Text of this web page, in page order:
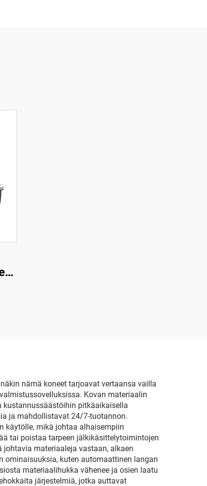
nämä koneet tarjoavat vertaansa vailla
Kovan materiaalin
kustannussäästöihin pitkäaikaisella
ja mahdollistavat 24/7-tuotannon.
käytölle, mikä johtaa alhaisempiin
tai poistaa tarpeen jälkikäsittelytoimintojen
materiaaleja vastaan, alkaen
ominaisuuksia, kuten automaattinen langan
materiaalihukka vähenee ja osien laatu
järjestelmiä, jotka auttavat